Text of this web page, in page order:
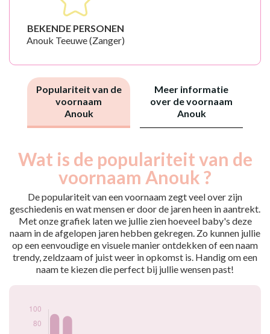
BEKENDE PERSONEN
Anouk Teeuwe (Zanger)
Populariteit van de
voornaam
Anouk
Meer informatie
over de voornaam
Anouk
Wat is de populariteit van de
voornaam Anouk ?
De populariteit van een voornaam zegt veel over zijn
geschiedenis en wat mensen er door de jaren heen in aantrekt.
Met onze grafiek laten we jullie zien hoeveel baby's deze
naam in de afgelopen jaren hebben gekregen. Zo kunnen jullie
op een eenvoudige en visuele manier ontdekken of een naam
trendy, zeldzaam of juist weer in opkomst is. Handig om een
naam te kiezen die perfect bij jullie wensen past!
Année
Nouveaux-
nés
2010
94
2011
91
2012
58
2013
52
2014
54
2015
45
38
2019
27
32